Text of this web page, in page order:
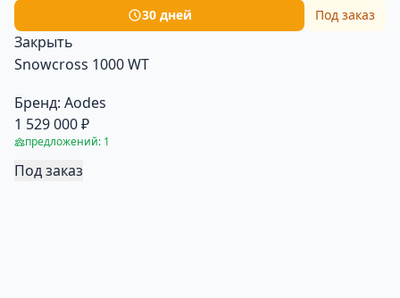
30 дней Под заказ
Закрыть
Snowcross 1000 WT
Бренд: Aodes
1 529 000 ₽
предложений: 1
Под заказ